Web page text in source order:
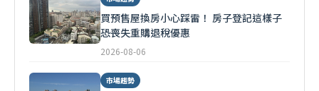
買預售屋換房小心踩雷！ 房子登記這樣子
恐喪失重購退稅優惠
2026-08-06
市場趨勢